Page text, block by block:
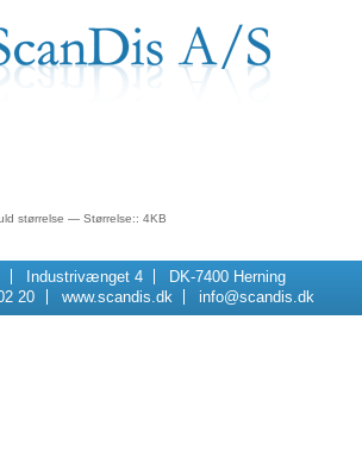
størrelse —Størrelse:: 4KB
Industrivænget 4
DK-7400 Herning
20
www.scandis.dk info@scandis.dk